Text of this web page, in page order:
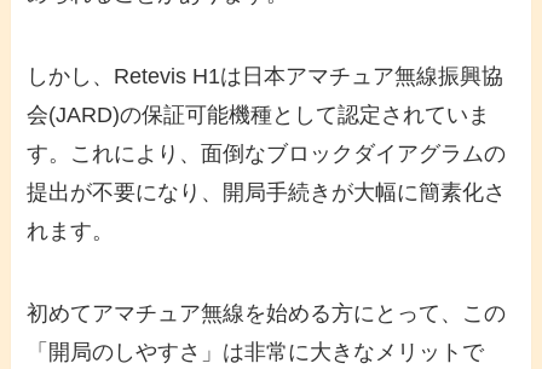
しかし、Retevis H1は日本アマチュア無線振興協
会(JARD)の保証可能機種として認定されていま
す。これにより、面倒なブロックダイアグラムの
提出が不要になり、開局手続きが大幅に簡素化さ
れます。
初めてアマチュア無線を始める方にとって、この
「開局のしやすさ」は非常に大きなメリットで